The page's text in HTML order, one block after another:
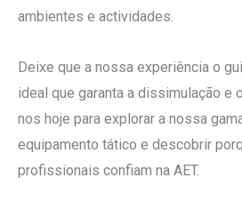
ambientes e actividades.
Deixe que a nossa experiência o
ideal que garanta a dissimulação e
nos hoje para explorar a nossa
equipamento tático e descobrir
profissionais confiam na AET.